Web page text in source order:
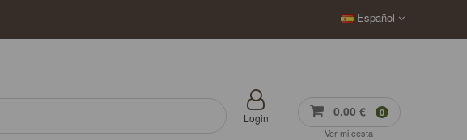
Español
0,00 € 0
Ver mi cesta
Login